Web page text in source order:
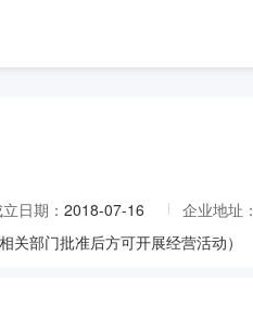
日期： 2018-07-16 企业地址：
关部门批准后方可开展经营活动）